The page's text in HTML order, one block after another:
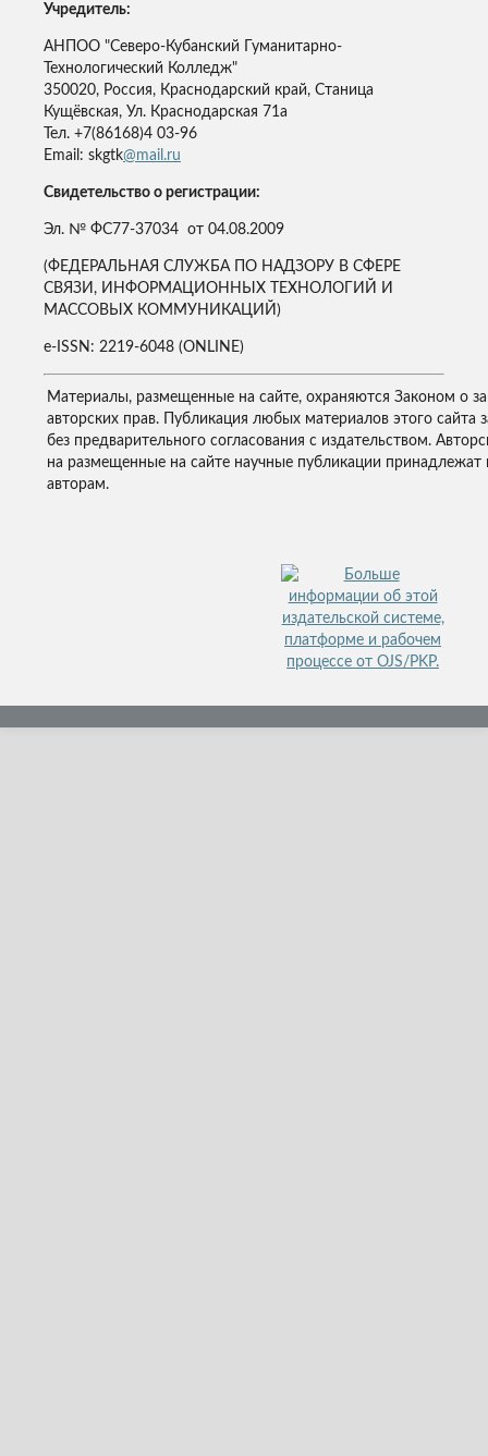
Учредитель:
АНПОО "Северо-Кубанский Гуманитарно-
Технологический Колледж"
350020, Россия, Краснодарский край, Станица
Кущёвская, Ул. Краснодарская 71а
Тел. +7(86168)4 03-96
Email: skgtk@mail.ru
Свидетельство о регистрации:
Эл. № ФС77-37034 от 04.08.2009
(ФЕДЕРАЛЬНАЯ СЛУЖБА ПО НАДЗОРУ В СФЕРЕ
СВЯЗИ, ИНФОРМАЦИОННЫХ ТЕХНОЛОГИЙ И
МАССОВЫХ КОММУНИКАЦИЙ)
e-ISSN: 2219-6048 (ONLINE)
Материалы, размещенные на сайте, охраняются Законом о
авторских прав. Публикация любых материалов этого сайта
без предварительного согласования с издательством.
на размещенные на сайте научные публикации принадлежат
авторам.